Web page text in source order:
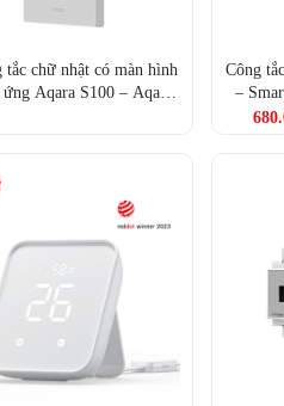
tắc chữ nhật có màn hình
ứng Aqara S100 – Aqara
Công
–
With